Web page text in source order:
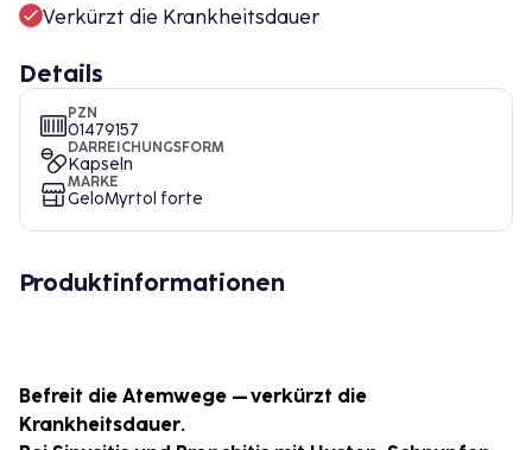
Verkürzt die Krankheitsdauer
Details
PZN
01479157
DARREICHUNGSFORM
Kapseln
MARKE
GeloMyrtol forte
Produktinformationen
Befreit die Atemwege – verkürzt die
Krankheitsdauer.